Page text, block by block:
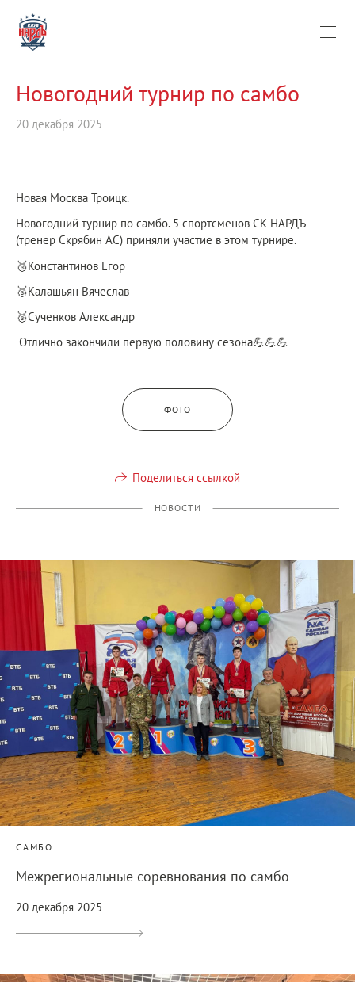
Новогодний турнир по самбо
20 декабря 2025
Новая Москва Троицк.
Новогодний турнир по самбо. 5 спортсменов СК НАРДЪ
(тренер Скрябин АС) приняли участие в этом турнире.
🥉Константинов Егор
🥉Калашьян Вячеслав
🥉Сученков Александр
Отлично закончили первую половину сезона💪💪💪
ФОТО
Поделиться ссылкой
НОВОСТИ
САМБО
Межрегиональные соревнования по самбо
20 декабря 2025